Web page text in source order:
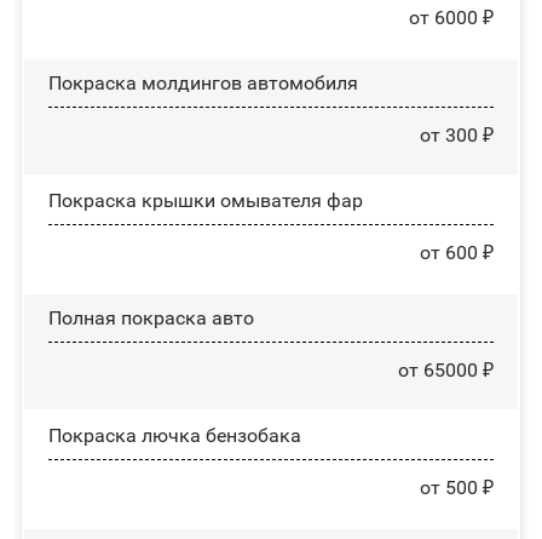
от 6000 ₽
Покраска молдингов автомобиля
от 300 ₽
Покраска крышки омывателя фар
от 600 ₽
Полная покраска авто
от 65000 ₽
Покраска лючка бензобака
от 500 ₽